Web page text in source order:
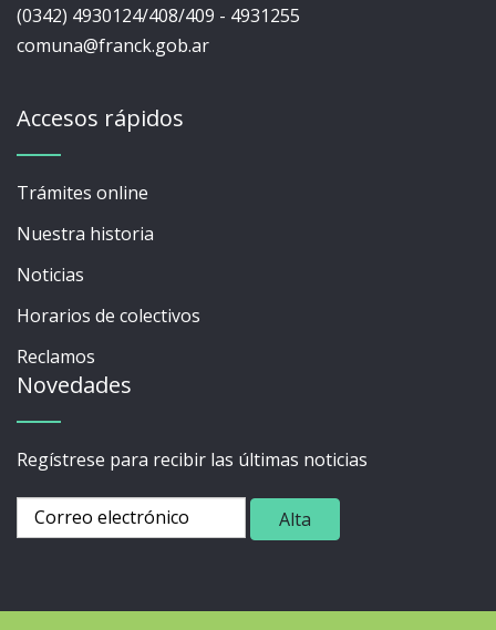
(0342) 4930124/408/409 - 4931255
comuna@franck.gob.ar
Accesos rápidos
Trámites online
Nuestra historia
Noticias
Horarios de colectivos
Reclamos
Novedades
Regístrese para recibir las últimas noticias